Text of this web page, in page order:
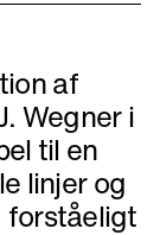
af
Wegner i
til en
linjer og